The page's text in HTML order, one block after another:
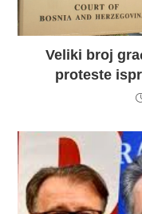
Veliki broj
proteste